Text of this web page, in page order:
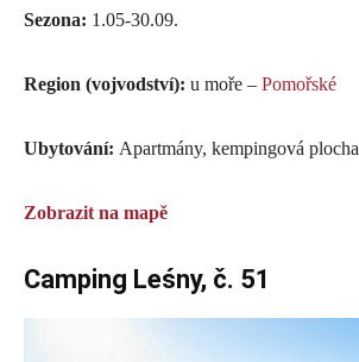
Sezona: 1.05-30.09.
Region (vojvodství): u moře – Pomořské
Ubytování: Apartmány, kempingová plocha
Zobrazit na mapě
Camping Leśny, č. 51